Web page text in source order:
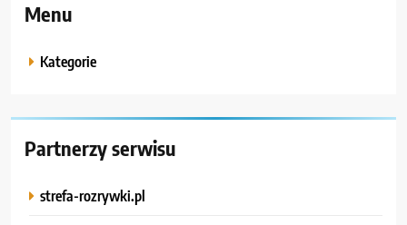
Menu
Kategorie
Partnerzy serwisu
strefa-rozrywki.pl